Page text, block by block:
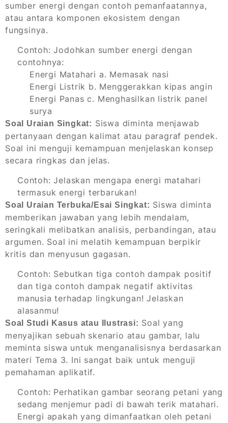
sumber energi dengan contoh pemanfaatannya,
atau antara komponen ekosistem dengan
fungsinya.
Contoh: Jodohkan sumber energi dengan
contohnya:
Energi Matahari a. Memasak nasi
Energi Listrik b. Menggerakkan kipas angin
Energi Panas c. Menghasilkan listrik panel
surya
Soal Uraian Singkat: Siswa diminta menjawab
pertanyaan dengan kalimat atau paragraf pendek.
Soal ini menguji kemampuan menjelaskan konsep
secara ringkas dan jelas.
Contoh: Jelaskan mengapa energi matahari
termasuk energi terbarukan!
Soal Uraian Terbuka/Esai Singkat: Siswa diminta
memberikan jawaban yang lebih mendalam,
seringkali melibatkan analisis, perbandingan, atau
argumen. Soal ini melatih kemampuan berpikir
kritis dan menyusun gagasan.
Contoh: Sebutkan tiga contoh dampak positif
dan tiga contoh dampak negatif aktivitas
manusia terhadap lingkungan! Jelaskan
alasanmu!
Soal Studi Kasus atau Ilustrasi: Soal yang
menyajikan sebuah skenario atau gambar, lalu
meminta siswa untuk menganalisisnya berdasarkan
materi Tema 3. Ini sangat baik untuk menguji
pemahaman aplikatif.
Contoh: Perhatikan gambar seorang petani yang
sedang menjemur padi di bawah terik matahari.
Energi apakah yang dimanfaatkan oleh petani